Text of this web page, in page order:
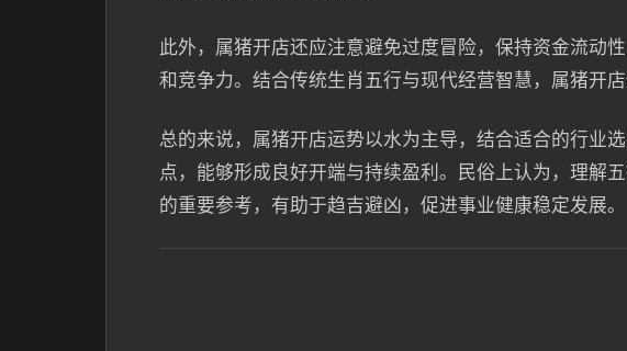
此外，属猪开店还应注意避免过度冒险，保持资金流动
和竞争力。结合传统生肖五行与现代经营智慧，属猪开店
总的来说，属猪开店运势以水为主导，结合适合的行业
点，能够形成良好开端与持续盈利。民俗上认为，理解
的重要参考，有助于趋吉避凶，促进事业健康稳定发展。